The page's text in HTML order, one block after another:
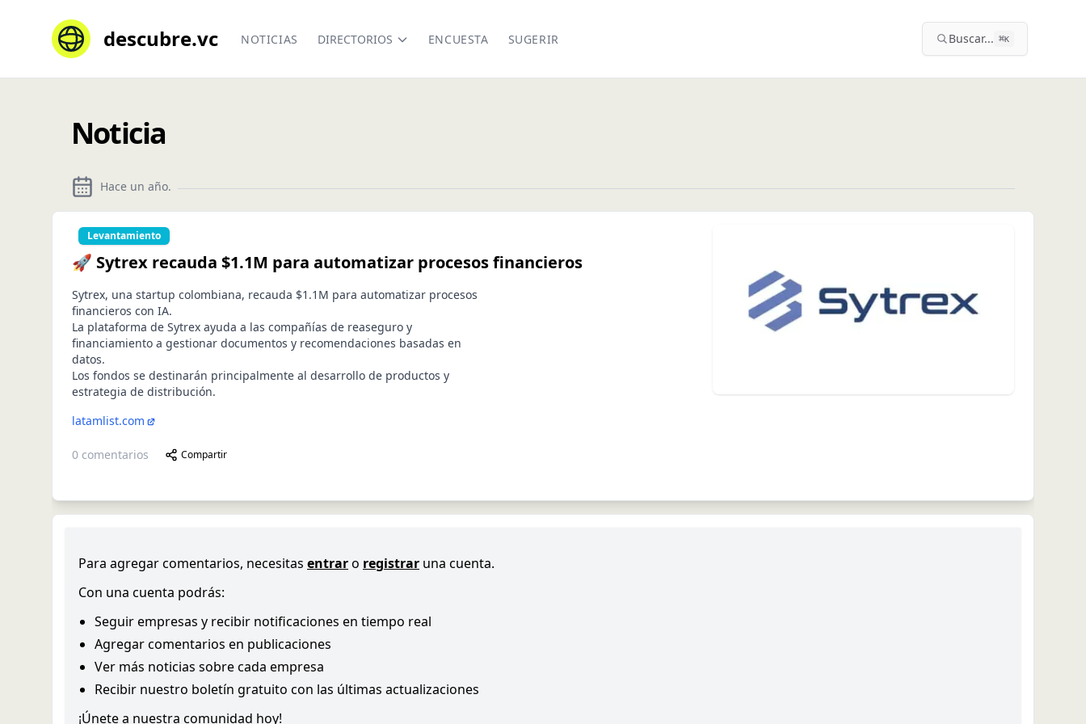
descubre.vc NOTICIAS DIRECTORIOS ENCUESTA SUGERIR Buscar... ⌘K
Noticia
Hace un año.
Levantamiento
🚀 Sytrex recauda $1.1M para automatizar procesos financieros
Sytrex, una startup colombiana, recauda $1.1M para automatizar procesos
financieros con IA.
La plataforma de Sytrex ayuda a las compañías de reaseguro y
financiamiento a gestionar documentos y recomendaciones basadas en
datos.
Los fondos se destinarán principalmente al desarrollo de productos y
estrategia de distribución.
latamlist.com
0 comentarios Compartir
Para agregar comentarios, necesitas entraro registrar una cuenta.
Con una cuenta podrás:
Seguir empresas y recibir notificaciones en tiempo real
Agregar comentarios en publicaciones
Ver más noticias sobre cada empresa
Recibir nuestro boletín gratuito con las últimas actualizaciones
¡Únete a nuestra comunidad hoy!